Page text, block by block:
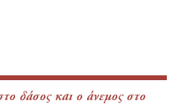
δάσος και ο άνεμος στο